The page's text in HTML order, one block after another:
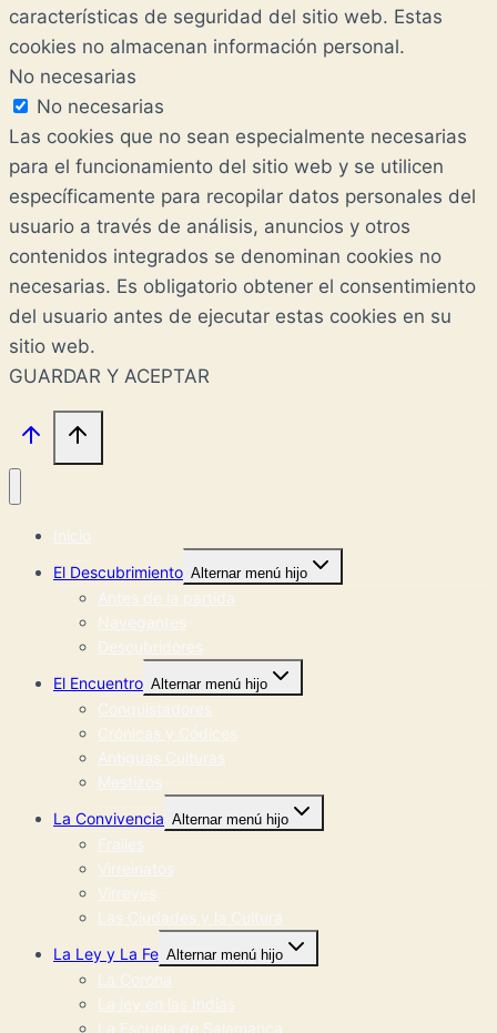
características de seguridad del sitio web. Estas
cookies no almacenan información personal.
No necesarias
No necesarias
Las cookies que no sean especialmente necesarias
para el funcionamiento del sitio web y se utilicen
específicamente para recopilar datos personales del
usuario a través de análisis, anuncios y otros
contenidos integrados se denominan cookies no
necesarias. Es obligatorio obtener el consentimiento
del usuario antes de ejecutar estas cookies en su
sitio web.
GUARDAR Y ACEPTAR
Inicio
El Descubrimiento Alternar menú hijo
Antes de la partida
Navegantes
Descubridores
El Encuentro Alternar menú hijo
Conquistadores
Crónicas y Códices
Antiguas Culturas
Mestizos
La Convivencia Alternar menú hijo
Frailes
Virreinatos
Virreyes
Las Ciudades y la Cultura
La Ley y La Fe Alternar menú hijo
La Corona
La ley en las Indias
La Escuela de Salamanca